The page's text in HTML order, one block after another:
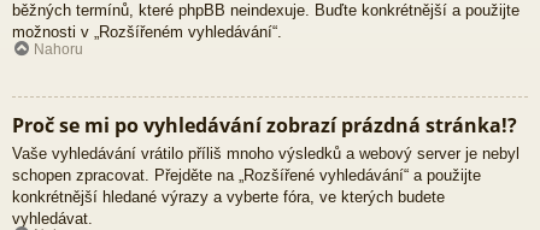
běžných termínů, které phpBB neindexuje. Buďte konkrétnější a použijte
možnosti v „Rozšířeném vyhledávání“.
Nahoru
Proč se mi po vyhledávání zobrazí prázdná stránka!?
Vaše vyhledávání vrátilo příliš mnoho výsledků a webový server je nebyl
schopen zpracovat. Přejděte na „Rozšířené vyhledávání“ a použijte
konkrétnější hledané výrazy a vyberte fóra, ve kterých budete
vyhledávat.